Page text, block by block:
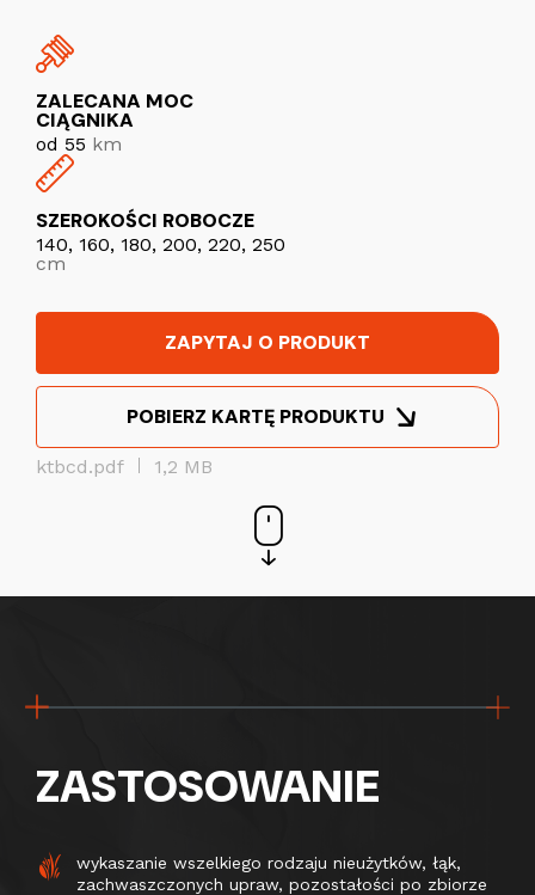
ZAPYTAJ O PRODUKT
POBIERZ KARTĘ PRODUKTU
ktbcd.pdf 1,2 MB
ZALECANA MOC
CIĄGNIKA
od 55 km
SZEROKOŚCI ROBOCZE
140, 160, 180, 200, 220, 250
cm
ZASTOSOWANIE
wykaszanie wszelkiego rodzaju nieużytków, łąk,
zachwaszczonych upraw, pozostałości po zbiorze